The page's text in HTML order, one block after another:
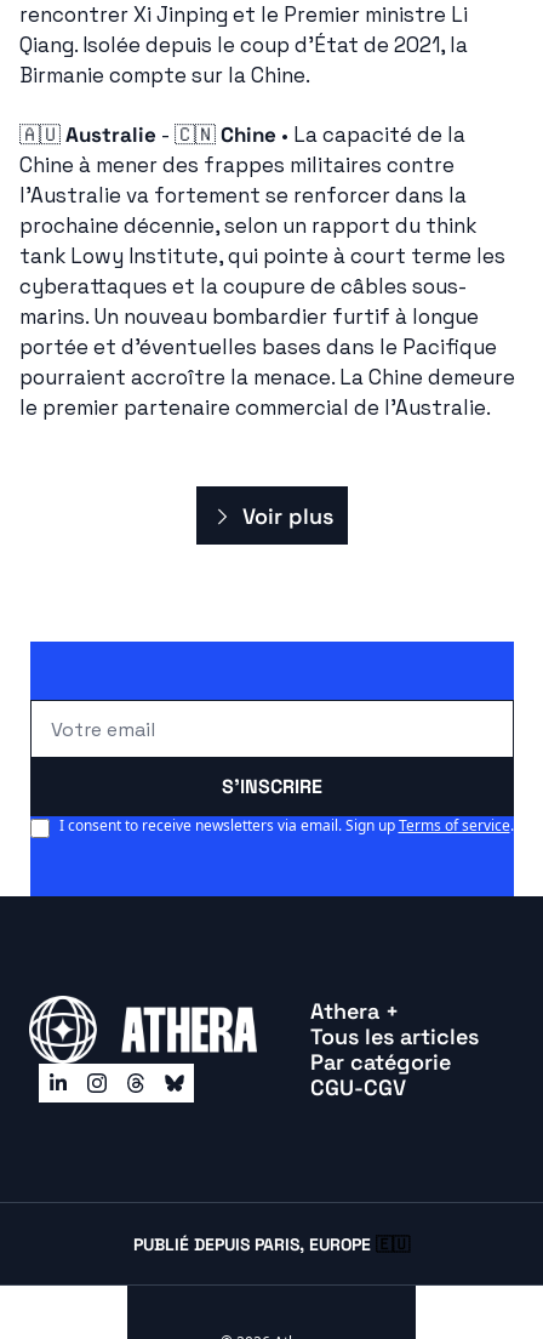
rencontrer Xi Jinping et le Premier ministre Li
Qiang. Isolée depuis le coup d'État de 2021, la
Birmanie compte sur la Chine.
🇦🇺Australie - 🇨🇳Chine • La capacité de la
Chine à mener des frappes militaires contre
l'Australie va fortement se renforcer dans la
prochaine décennie, selon un rapport du think
tank Lowy Institute, qui pointe à court terme les
cyberattaques et la coupure de câbles sous-
marins. Un nouveau bombardier furtif à longue
portée et d'éventuelles bases dans le Pacifique
pourraient accroître la menace. La Chine demeure
le premier partenaire commercial de l'Australie.
Voir plus
S'INSCRIRE
I consent to receive newsletters via email. Sign up Terms of service.
Athera +
Tous les articles
Par catégorie
CGU-CGV
PUBLIÉ DEPUIS PARIS, EUROPE 🇪🇺